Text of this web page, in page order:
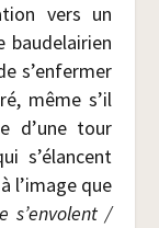
vers un
bau­de­lai­rien
s’enfermer
même s’il
d’une tour
s’élancent
l’image que
s’envolent /​